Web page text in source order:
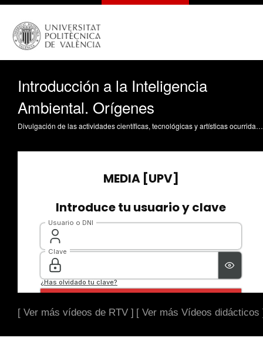
Introducción a la Inteligencia
Ambiental. Orígenes
Divulgación de las actividades científicas, tecnológicas y artísticas ocurridas en los tres campus de la UPV
[ Ver más vídeos de RTV ] [ Ver más Vídeos didácticos